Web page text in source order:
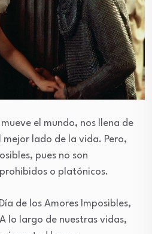
el mundo, nos llena de
mejor lado de la vida. Pero,
pues no son
o platónicos.
de los Amores Imposibles,
lo largo de nuestras vidas,